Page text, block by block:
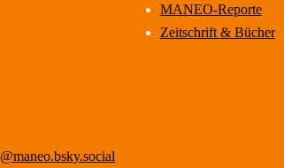
MANEO-Reporte
Zeitschrift & Bücher
@maneo.bsky.social